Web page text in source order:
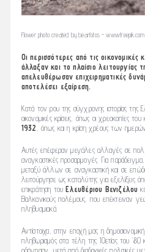
Flower photo created by bearfotos - www.freepik.com
Οι περισσότερες από τις
άλλαξαν και το πλαίσιο λειτουργίας
απελευθέρωσαν επιχειρηματικές
αποτελέσει εξαίρεση.
Κατά τον ρου της σύγχρονης ιστορίας της
οικονομικές κρίσεις, όπως οι χρεοκοπίες
1932 , όπως και η κρίση χρέους των
Αυτές επέφεραν μεγάλες αλλαγές σε
αναγκαστικές προσαρμογές. Για
μεταξύ άλλων σε αναγκαστική και σε
λειτούργησε ως καταλύτης για εξελίξεις
επικράτηση τουΕλευθέριου Βενιζέλου
Βαλκανικούς πολέμους, που επέκτειναν
πληθυσμιακά.
Αντίστοιχα, στην εποχή μας η
πληθωρισμός στα τέλη της 10ετίας του ’80